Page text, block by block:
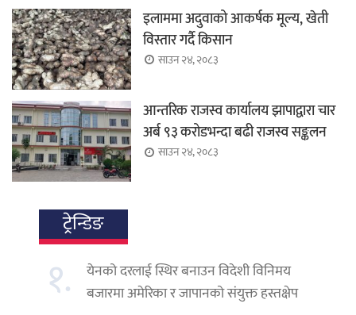
इलाममा अदुवाको आकर्षक मूल्य, खेती
विस्तार गर्दै किसान
साउन २४, २०८३
आन्तरिक राजस्व कार्यालय झापाद्वारा चार
अर्ब ९३ करोडभन्दा बढी राजस्व सङ्कलन
साउन २४, २०८३
ट्रेन्डिङ
१.
येनको दरलाई स्थिर बनाउन विदेशी विनिमय
बजारमा अमेरिका र जापानको संयुक्त हस्तक्षेप